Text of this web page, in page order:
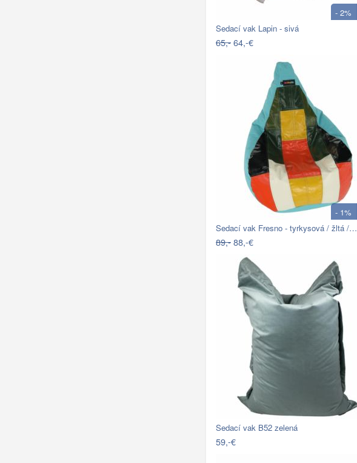
- 2%
Sedací vak Lapin - sivá
65,-64,-€
- 1%
Sedací vak Fresno - tyrkysová / žltá /…
89,-88,-€
Sedací vak B52 zelená
59,-€